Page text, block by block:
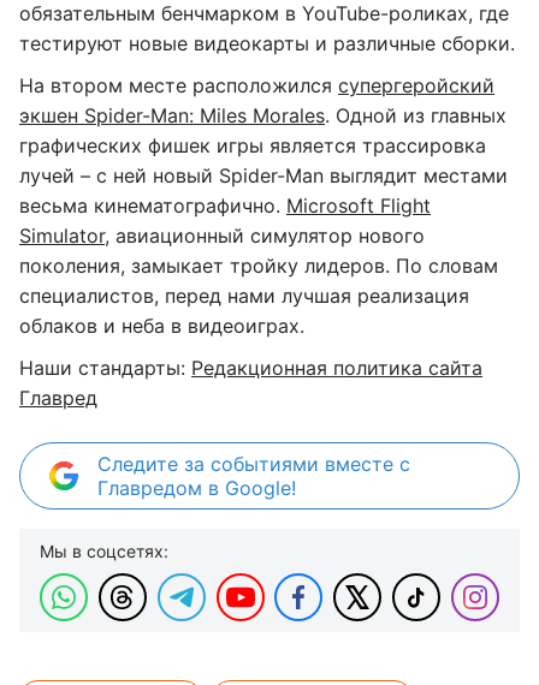
обязательным бенчмарком в YouTube-роликах, где
тестируют новые видеокарты и различные сборки.
На втором месте расположился супергеройский
экшен Spider-Man: Miles Morales. Одной из главных
графических фишек игры является трассировка
лучей – с ней новый Spider-Man выглядит местами
весьма кинематографично. Microsoft Flight
Simulator, авиационный симулятор нового
поколения, замыкает тройку лидеров. По словам
специалистов, перед нами лучшая реализация
облаков и неба в видеоиграх.
Наши стандарты: Редакционная политика сайта
Главред
Следите за событиями вместе с
Главредом в Google!
Мы в соцсетях: